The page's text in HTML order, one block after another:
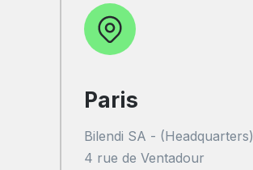
Paris
Bilendi SA - (Headquarters)
4 rue de Ventadour